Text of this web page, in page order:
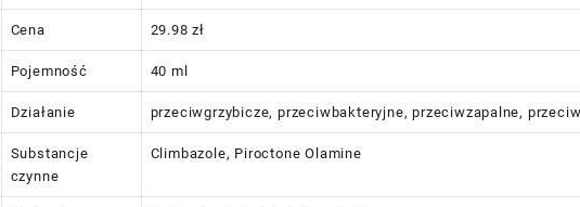
Cena 29.98 zł
Pojemność 40 ml
Działanie przeciwgrzybicze, przeciwbakteryjne, przeciwzapalne,
Substancje
czynne
Climbazole, Piroctone Olamine